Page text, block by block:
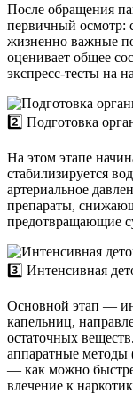
После обращения
первичный осмотр:
жизненно важные
оценивает общее
экспресс-тесты на
2️⃣ Подготовка
На этом этапе
стабилизируется
артериальное
препараты,
предотвращающие
3️⃣ Интенсивная
Основной этап —
капельниц,
остаточных
аппаратные методы
— как можно
влечение к